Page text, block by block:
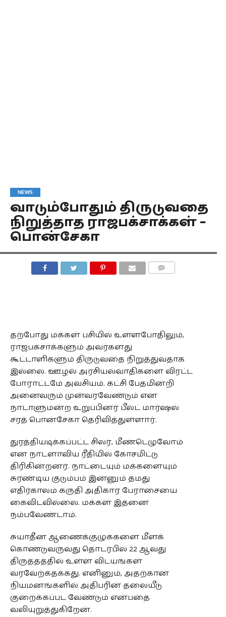
NEWS
வாடும்போதும் திருடுவதை
நிறுத்தாத ராஜபக்சாக்கள் –
பொன்சேகா
தற்போது மக்கள் பசியில் உள்ளபோதிலும்,
ராஜபக்சாக்களும் அவர்களது
கூட்டாளிகளும் திருடுவதை நிறுத்துவதாக
இல்லை. ஊழல் அரசியல்வாதிகளை விரட்ட
போராட்டமே அவசியம். கட்சி பேதமின்றி
அனைவரும் முன்வரவேண்டும் என
நாடாளுமன்ற உறுப்பினர் பீல்ட் மார்ஷல்
சரத் பொன்சேகா தெரிவித்துள்ளார்.
துரத்தியடிக்கப்பட்ட சிலர், மீண்டெழுவோம்
என நாடளாவிய ரீதியில் கோசமிட்டு
திரிகின்றனர். நாட்டையும் மக்களையும்
சுரண்டிய குடும்பம் இன்னும் தமது
எதிர்காலம் கருதி அதிகார பேராசையை
கைவிடவில்லை. மக்கள் இதனை
நம்பவேண்டாம்.
சுயாதீன ஆணைக்குழுக்களை மீளக்
கொண்டுவருவது தொடர்பில் 22 ஆவது
திருத்தத்தில் உள்ள விடயங்கள்
வரவேற்கதக்கது. எனினும், அதற்கான
நியமனங்களில் அதிபரின் தலையீடு
குறைக்கப்பட வேண்டும் என்பதை
வலியுறுத்துகிறேன்.